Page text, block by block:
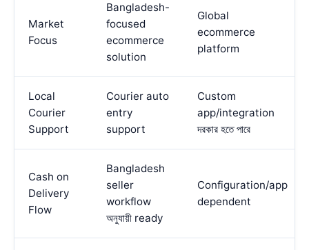
Market
Focus
Bangladesh-
focused
ecommerce
solution
Global
ecommerce
platform
Local
Courier
Support
Courier auto
entry
support
Custom
app/integration
দরকার হতে পারে
Cash on
Delivery
Flow
Bangladesh
seller
workflow
অনুযায়ী ready
Configuration/app
dependent